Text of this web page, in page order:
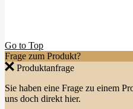
Go to Top
Frage zum Produkt?
Produktanfrage
Sie haben eine Frage zu einem
uns doch direkt hier.